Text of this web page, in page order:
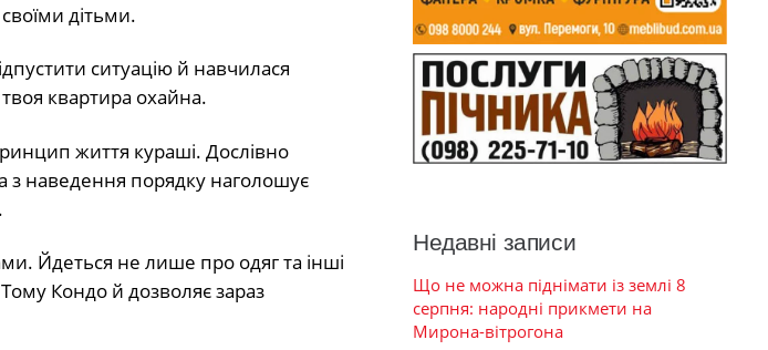
дітьми.
ситуацію й навчилася
квартира охайна.
життя кураші. Дослівно
з наведення порядку наголошує
Йдеться не лише про одяг та інші
Кондо й дозволяє зараз
Недавні записи
Що не можна піднімати із землі 8
серпня: народні прикмети на
Мирона-вітрогона